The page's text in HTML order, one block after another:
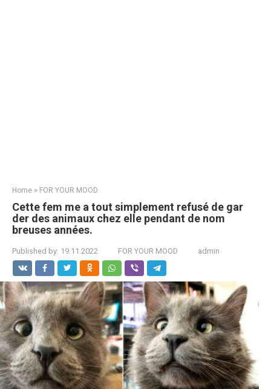
Home » FOR YOUR MOOD
Cette fem me a tout simplement refusé de gar
der des animaux chez elle pendant de nom
breuses années.
Published by: 19.11.2022 FOR YOUR MOOD admin